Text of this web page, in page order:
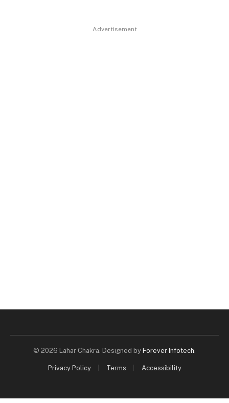
Advertisement
© 2026 Lahar Chakra. Designed by Forever Infotech
Privacy Policy Terms Accessibility